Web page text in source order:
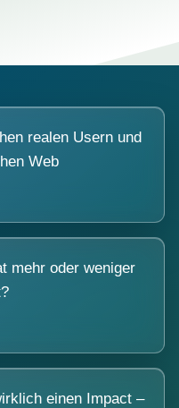
realen Usern und
Web
mehr oder weniger
einen Impact –